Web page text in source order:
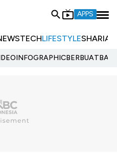
APPS
TECHLIFESTYLESHARIA
INFOGRAPHIC